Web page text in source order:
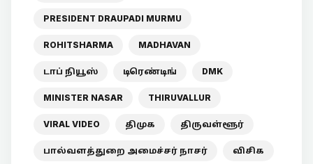
PRESIDENT DRAUPADI MURMU
ROHITSHARMA MADHAVAN
டாப் நியூஸ் டிரெண்டிங் DMK
MINISTER NASAR THIRUVALLUR
VIRAL VIDEO திமுக திருவள்ளூர்
பால்வளத்துறை அமைச்சர் நாசர் விசிக